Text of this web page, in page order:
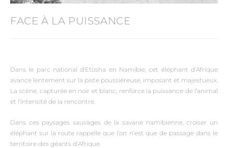
FACE À LA PUISSANCE
Dans le parc national d’Etosha en Namibie, cet éléphant d’Afrique
avance lentement sur la piste poussiéreuse, imposant et majestueux.
La scène, capturée en noir et blanc, renforce la puissance de l’animal
et l’intensité de la rencontre.
Dans ces paysages sauvages de la savane namibienne, croiser un
éléphant sur la route rappelle que l’on n’est que de passage dans le
territoire des géants d’Afrique.